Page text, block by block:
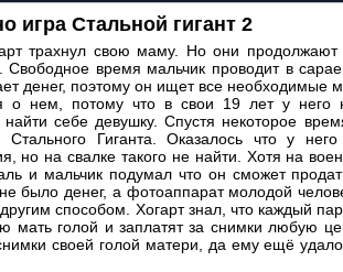
игра Стальной гигант 2
трахнул свою маму. Но они продолжают
Свободное время мальчик проводит в
денег, поэтому он ищет все необходимые
о нем, потому что в свои 19 лет у него
себе девушку. Спустя некоторое
Гиганта. Оказалось что у
но на свалке такого не найти. Хотя на
и мальчик подумал что он сможет
было денег, а фотоаппарат молодой
способом. Хогарт знал, что каждый
мать голой и заплатят за снимки любую
своей голой матери, да ему ещё